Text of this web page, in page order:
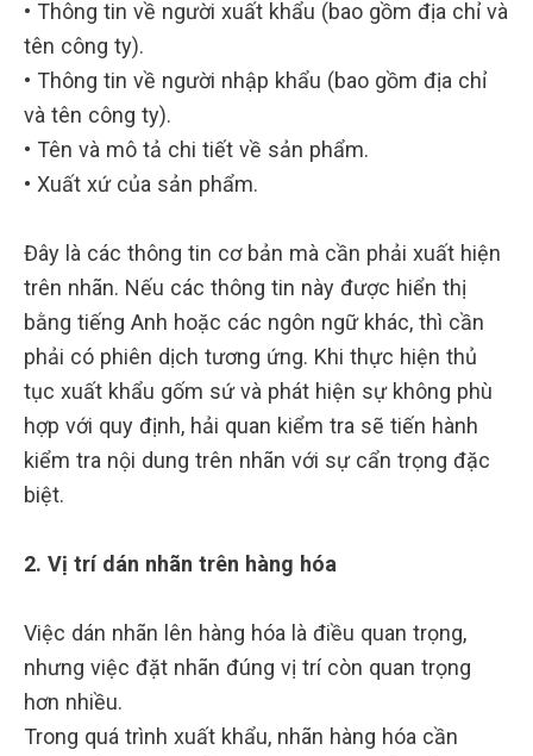
• Thông tin về người xuất khẩu (bao gồm địa chỉ và
tên công ty).
• Thông tin về người nhập khẩu (bao gồm địa chỉ
và tên công ty).
• Tên và mô tả chi tiết về sản phẩm.
• Xuất xứ của sản phẩm.
Đây là các thông tin cơ bản mà cần phải xuất hiện
trên nhãn. Nếu các thông tin này được hiển thị
bằng tiếng Anh hoặc các ngôn ngữ khác, thì cần
phải có phiên dịch tương ứng. Khi thực hiện thủ
tục xuất khẩu gốm sứ và phát hiện sự không phù
hợp với quy định, hải quan kiểm tra sẽ tiến hành
kiểm tra nội dung trên nhãn với sự cẩn trọng đặc
biệt.
2. Vị trí dán nhãn trên hàng hóa
Việc dán nhãn lên hàng hóa là điều quan trọng,
nhưng việc đặt nhãn đúng vị trí còn quan trọng
hơn nhiều.
Trong quá trình xuất khẩu, nhãn hàng hóa cần